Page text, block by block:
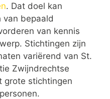
. Dat doel kan
van bepaald
van kennis
Stichtingen zijn
variërend van St.
Zwijndrechtse
grote stichtingen